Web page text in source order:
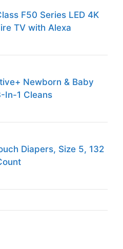
F50 Series LED 4K
TV with Alexa
Newborn & Baby
In-1 Cleans
Diapers, Size 5, 132